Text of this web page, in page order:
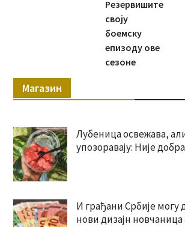
Резервишите
своју
боемску
епизоду ове
сезоне
Магазин
Лубеница освежава,
упозоравају: Није
И грађани Србије могу
нови дизајн новчаница